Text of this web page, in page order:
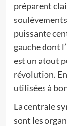
préparent
puissante
gauche dont
est un atout
révolution.
utilisées à
La centrale
sont les